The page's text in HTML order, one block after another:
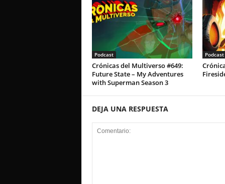
Podcast
Crónicas del Multiverso #649:
Future State – My Adventures
with Superman Season 3
Podcast
DEJA UNA RESPUESTA